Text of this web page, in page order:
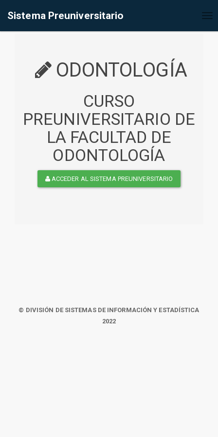
Sistema Preuniversitario
ODONTOLOGÍA
CURSO
PREUNIVERSITARIO DE
LA FACULTAD DE
ODONTOLOGÍA
ACCEDER AL SISTEMA PREUNIVERSITARIO
© DIVISIÓN DE SISTEMAS DE INFORMACIÓN Y ESTADÍSTICA
2022